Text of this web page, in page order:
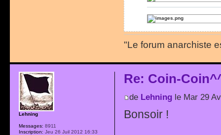
"Le forum anarchiste
Re: Coin-
de Lehningle Mar 29
Bonsoir !
Lehning
Messages: 8911
Inscription: Jeu 26 Juil 2012 16:33